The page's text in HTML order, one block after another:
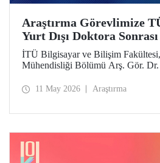
Araştırma Görevlimize
Yurt Dışı Doktora
İTÜ Bilgisayar ve Bilişim
Mühendisliği Bölümü Arş. Gör.
Burs Programı kapsamında
11 May 2026 Araştırma